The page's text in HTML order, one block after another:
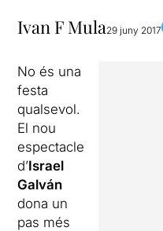
Ivan F Mula29 juny 2017
No és una
festa
qualsevol.
El nou
espectacle
d’Israel
Galván
dona un
pas més